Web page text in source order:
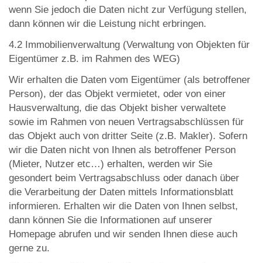
wenn Sie jedoch die Daten nicht zur Verfügung stellen,
dann können wir die Leistung nicht erbringen.
4.2 Immobilienverwaltung (Verwaltung von Objekten für
Eigentümer z.B. im Rahmen des WEG)
Wir erhalten die Daten vom Eigentümer (als betroffener
Person), der das Objekt vermietet, oder von einer
Hausverwaltung, die das Objekt bisher verwaltete
sowie im Rahmen von neuen Vertragsabschlüssen für
das Objekt auch von dritter Seite (z.B. Makler). Sofern
wir die Daten nicht von Ihnen als betroffener Person
(Mieter, Nutzer etc…) erhalten, werden wir Sie
gesondert beim Vertragsabschluss oder danach über
die Verarbeitung der Daten mittels Informationsblatt
informieren. Erhalten wir die Daten von Ihnen selbst,
dann können Sie die Informationen auf unserer
Homepage abrufen und wir senden Ihnen diese auch
gerne zu.